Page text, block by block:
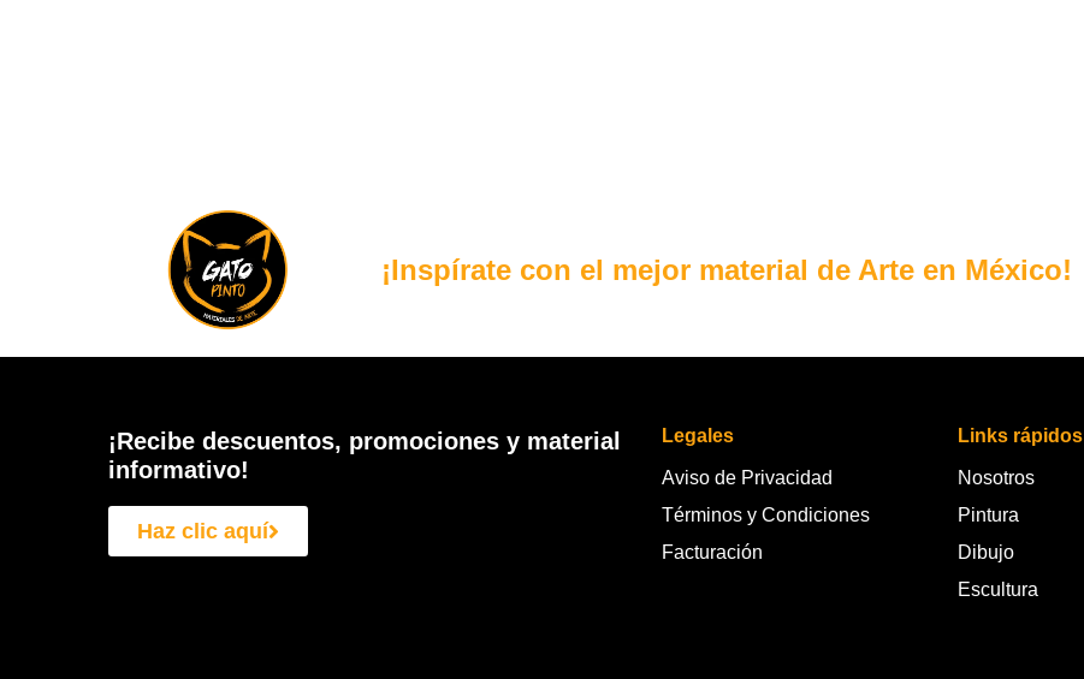
¡Inspírate con el mejor material de Arte en México!
¡Recibe descuentos, promociones y material
informativo!
Haz clic aquí
Legales
Aviso de Privacidad
Términos y Condiciones
Facturación
Links rápidos
Nosotros
Pintura
Dibujo
Escultura